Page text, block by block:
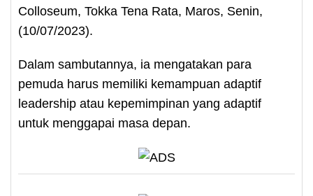
Colloseum, Tokka Tena Rata, Maros, Senin,
(10/07/2023).
Dalam sambutannya, ia mengatakan para
pemuda harus memiliki kemampuan adaptif
leadership atau kepemimpinan yang adaptif
untuk menggapai masa depan.